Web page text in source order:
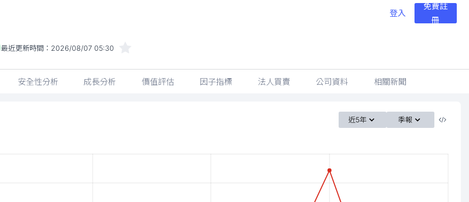
登入
免費註
冊
最近更新時間： 2026/08/07 05:30
安全性分析 成長分析 價值評估 因子指標 法人買賣 公司資料 相關新聞
近5年 季報